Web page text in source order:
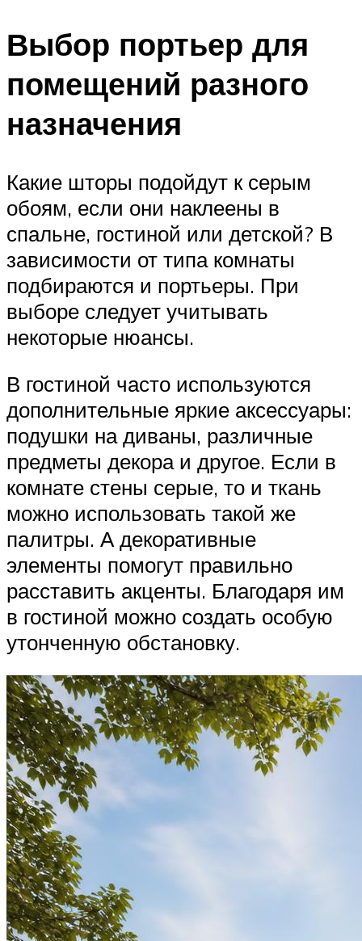
Выбор портьер для
помещений разного
назначения
Какие шторы подойдут к серым
обоям, если они наклеены в
спальне, гостиной или детской? В
зависимости от типа комнаты
подбираются и портьеры. При
выборе следует учитывать
некоторые нюансы.
В гостиной часто используются
дополнительные яркие аксессуары:
подушки на диваны, различные
предметы декора и другое. Если в
комнате стены серые, то и ткань
можно использовать такой же
палитры. А декоративные
элементы помогут правильно
расставить акценты. Благодаря им
в гостиной можно создать особую
утонченную обстановку.